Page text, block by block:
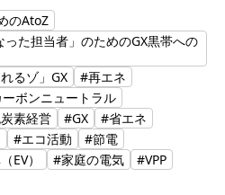
のAtoZ
た担当者」のためのGX黒帯への
るゾ」GX
#再エネ
ボンニュートラル
素経営 #GX
#省エネ
#エコ活動
#節電
EV） #家庭の電気 #VPP